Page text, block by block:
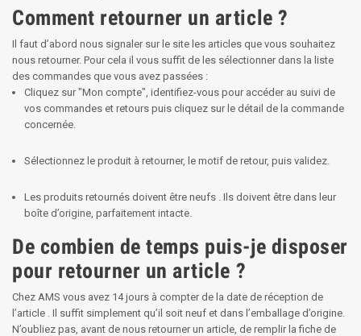
Comment retourner un article ?
Il faut d’abord nous signaler sur le site les articles que vous souhaitez
nous retourner. Pour cela il vous suffit de les sélectionner dans la liste
des commandes que vous avez passées :
Cliquez sur "Mon compte", identifiez-vous pour accéder au suivi de
vos commandes et retours puis cliquez sur le détail de la commande
concernée.
Sélectionnez le produit à retourner, le motif de retour, puis validez.
Les produits retournés doivent être neufs . Ils doivent être dans leur
boîte d’origine, parfaitement intacte.
De combien de temps puis-je disposer
pour retourner un article ?
Chez AMS vous avez 14 jours à compter de la date de réception de
l’article . Il suffit simplement qu’il soit neuf et dans l’emballage d’origine.
N’oubliez pas, avant de nous retourner un article, de remplir la fiche de